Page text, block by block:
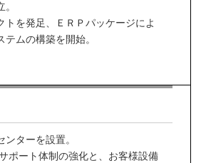
トを発足、ＥＲＰパッケージによ
ムの構築を開始。
ターを設置。
ポート体制の強化と、お客様設備